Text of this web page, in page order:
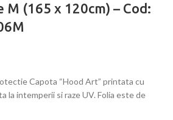
(165 x 120cm) – Cod:
Capota “Hood Art” printata cu
la intemperii si raze UV. Folia este de